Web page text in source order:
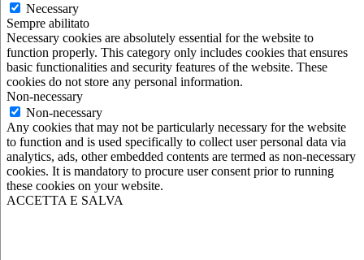
Necessary
Sempre abilitato
Necessary cookies are absolutely essential for the website to
function properly. This category only includes cookies that ensures
basic functionalities and security features of the website. These
cookies do not store any personal information.
Non-necessary
Non-necessary
Any cookies that may not be particularly necessary for the website
to function and is used specifically to collect user personal data via
analytics, ads, other embedded contents are termed as non-necessary
cookies. It is mandatory to procure user consent prior to running
these cookies on your website.
ACCETTA E SALVA